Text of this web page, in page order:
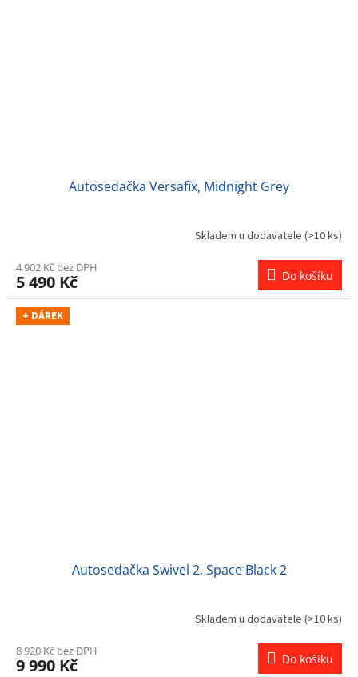
Autosedačka Versafix, Midnight Grey
Skladem u dodavatele (>10 ks)
4 902 Kč bez DPH
5 490 Kč Do košíku
+ DÁREK
Autosedačka Swivel 2, Space Black 2
Skladem u dodavatele (>10 ks)
8 920 Kč bez DPH
9 990 Kč Do košíku